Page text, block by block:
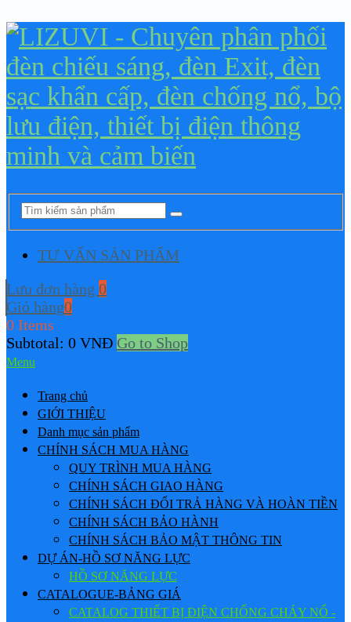
TƯ VẤN SẢN PHẨM
Lưu đơn hàng 0
Giỏ hàng0
0 Items
Subtotal: 0 VNĐ Go to Shop
Menu
Trang chủ
GIỚI THIỆU
Danh mục sản phẩm
CHÍNH SÁCH MUA HÀNG
QUY TRÌNH MUA HÀNG
CHÍNH SÁCH GIAO HÀNG
CHÍNH SÁCH ĐỔI TRẢ HÀNG VÀ HOÀN TIỀN
CHÍNH SÁCH BẢO HÀNH
CHÍNH SÁCH BẢO MẬT THÔNG TIN
DỰ ÁN-HỒ SƠ NĂNG LỰC
HỒ SƠ NĂNG LỰC
CATALOGUE-BẢNG GIÁ
CATALOG THIẾT BỊ ĐIỆN CHỐNG CHÁY NỔ -